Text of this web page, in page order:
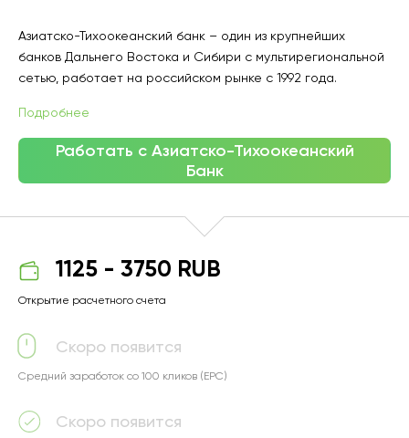
Азиатско-Тихоокеанский банк – один из крупнейших
банков Дальнего Востока и Сибири с мультирегиональной
сетью, работает на российском рынке с 1992 года.
Подробнее
Работать с Азиатско-Тихоокеанский
Банк
1125 - 3750 RUB
Открытие расчетного счета
Скоро появится
Средний заработок со 100 кликов (EPC)
Скоро появится